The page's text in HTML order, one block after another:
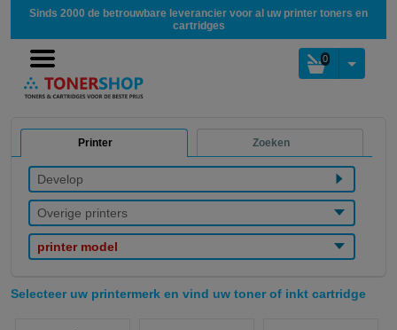
Sinds 2000 de betrouwbare leverancier voor al uw printer toners en
cartridges
0
Printer Zoeken
Develop
Overige printers
printer model
Selecteer uw printermerk en vind uw toner of inkt cartridge